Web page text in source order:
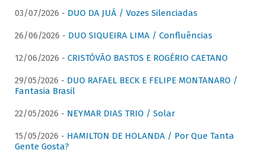
03/07/2026 - DUO DA JUÁ / Vozes Silenciadas
26/06/2026 - DUO SIQUEIRA LIMA / Confluências
12/06/2026 - CRISTÓVÃO BASTOS E ROGÉRIO CAETANO
29/05/2026 - DUO RAFAEL BECK E FELIPE MONTANARO /
Fantasia Brasil
22/05/2026 - NEYMAR DIAS TRIO / Solar
15/05/2026 - HAMILTON DE HOLANDA / Por Que Tanta
Gente Gosta?